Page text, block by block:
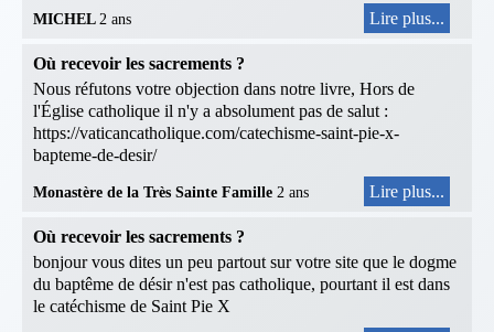
MICHEL 2 ans Lire plus...
Où recevoir les sacrements ?
Nous réfutons votre objection dans notre livre, Hors de
l'Église catholique il n'y a absolument pas de salut :
https://vaticancatholique.com/catechisme-saint-pie-x-
bapteme-de-desir/
Monastère de la Très Sainte Famille 2 ans Lire plus...
Où recevoir les sacrements ?
bonjour vous dites un peu partout sur votre site que le dogme
du baptême de désir n'est pas catholique, pourtant il est dans
le catéchisme de Saint Pie X